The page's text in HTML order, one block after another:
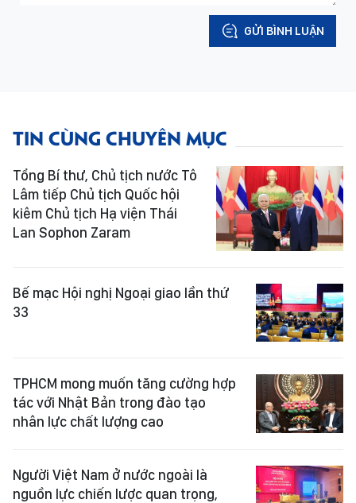
GỬI BÌNH LUẬN
TIN CÙNG CHUYÊN MỤC
Tổng Bí thư, Chủ tịch nước Tô
Lâm tiếp Chủ tịch Quốc hội
kiêm Chủ tịch Hạ viện Thái
Lan Sophon Zaram
Bế mạc Hội nghị Ngoại giao lần thứ
33
TPHCM mong muốn tăng cường hợp
tác với Nhật Bản trong đào tạo
nhân lực chất lượng cao
Người Việt Nam ở nước ngoài là
nguồn lực chiến lược quan trọng,